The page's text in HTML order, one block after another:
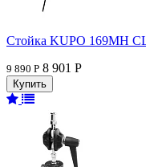
Стойка KUPO 169MH
9 890 Р 8 901 Р